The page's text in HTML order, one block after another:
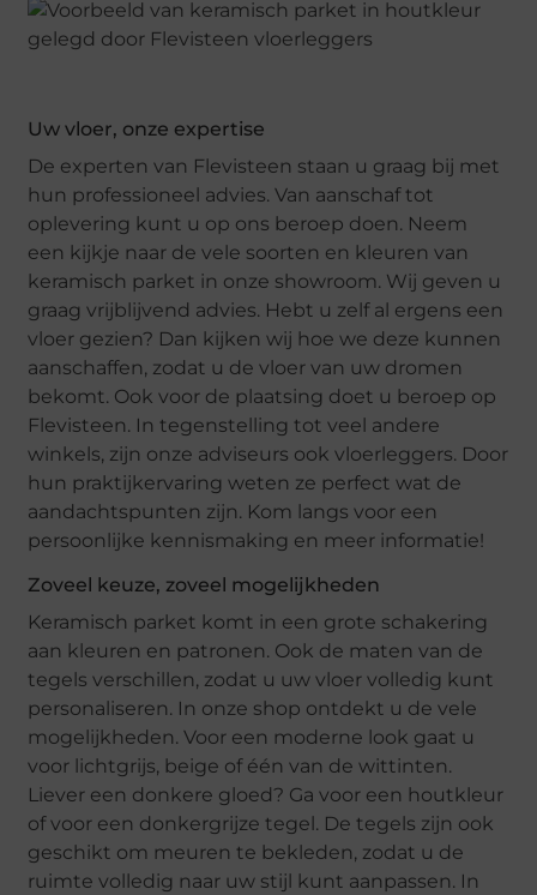
Uw vloer, onze expertise
De experten van Flevisteen staan u graag bij met
hun professioneel advies. Van aanschaf tot
oplevering kunt u op ons beroep doen. Neem
een kijkje naar de vele soorten en kleuren van
keramisch parket in onze showroom. Wij geven u
graag vrijblijvend advies. Hebt u zelf al ergens een
vloer gezien? Dan kijken wij hoe we deze kunnen
aanschaffen, zodat u de vloer van uw dromen
bekomt. Ook voor de plaatsing doet u beroep op
Flevisteen. In tegenstelling tot veel andere
winkels, zijn onze adviseurs ook vloerleggers. Door
hun praktijkervaring weten ze perfect wat de
aandachtspunten zijn. Kom langs voor een
persoonlijke kennismaking en meer informatie!
Zoveel keuze, zoveel mogelijkheden
Keramisch parket komt in een grote schakering
aan kleuren en patronen. Ook de maten van de
tegels verschillen, zodat u uw vloer volledig kunt
personaliseren. In onze shop ontdekt u de vele
mogelijkheden. Voor een moderne look gaat u
voor lichtgrijs, beige of één van de wittinten.
Liever een donkere gloed? Ga voor een houtkleur
of voor een donkergrijze tegel. De tegels zijn ook
geschikt om meuren te bekleden, zodat u de
ruimte volledig naar uw stijl kunt aanpassen. In